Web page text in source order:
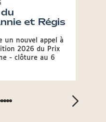
et Régis
un nouvel appel à
2026 du Prix
- clôture au 6